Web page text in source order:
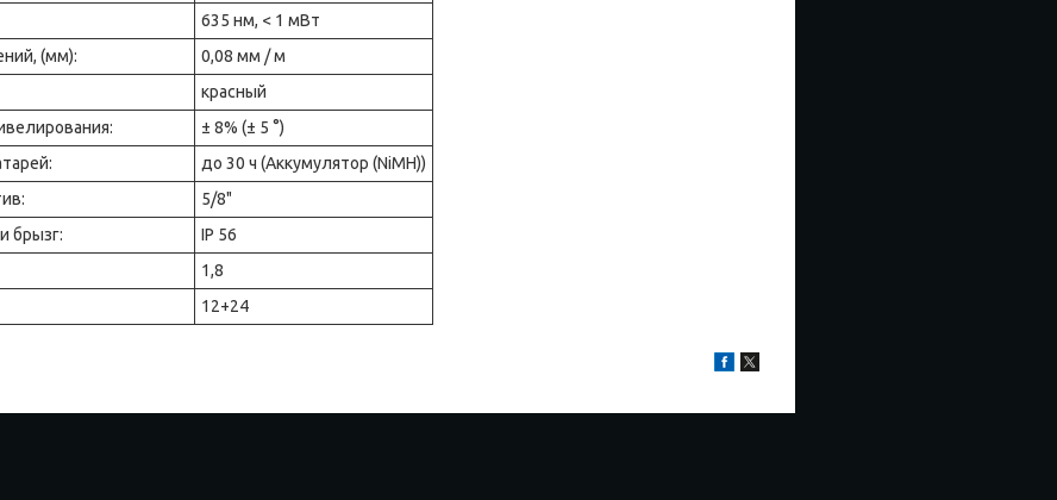
635 нм, < 1 мВт
(мм):
0,08 мм / м
красный
± 8% (± 5 °)
до 30 ч (Аккумулятор (NiMH))
5/8"
брызг:
IP 56
1,8
12+24